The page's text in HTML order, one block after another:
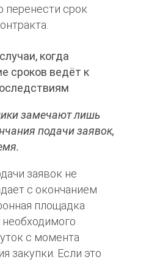
перенести срок
когда
сроков ведёт к
замечают лишь
подачи заявок,
заявок не
с окончанием
площадка
необходимого
с момента
закупки. Если это